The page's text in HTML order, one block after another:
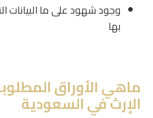
وجود شهود على ما البيانات
بها
ماهي الأوراق
الإرث في السعودية